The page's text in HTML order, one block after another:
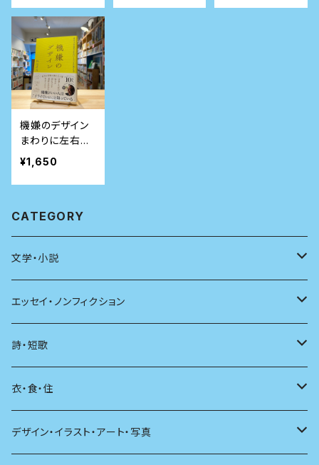
己理解メソッド
機嫌のデザイン
まわりに左右さ
れないシンプル
な考え方
¥1,650
CATEGORY
文学・小説
日本
海外
日本語
文学理論
エッセイ・ノンフィクション
エッセイ
日記
ノンフィクション
詩・短歌
詩
短歌
衣・食・住
着る
デザイン・イラスト・アート・写真